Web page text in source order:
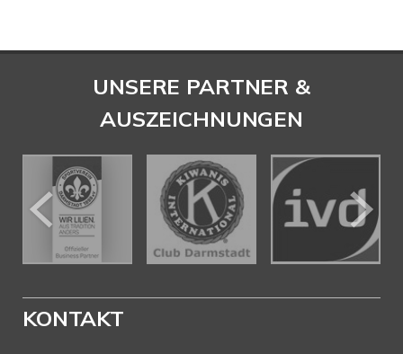
UNSERE PARTNER &
AUSZEICHNUNGEN
KONTAKT